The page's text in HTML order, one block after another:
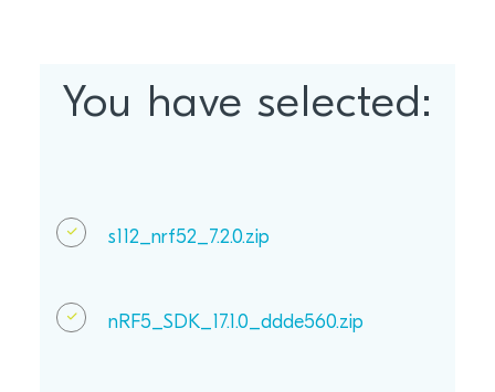
You have selected:
s112_nrf52_7.2.0.zip
nRF5_SDK_17.1.0_ddde560.zip